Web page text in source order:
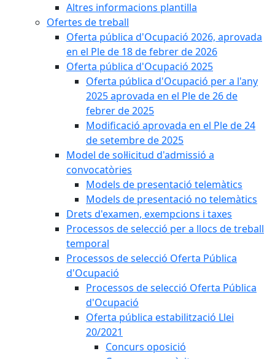
Altres informacions plantilla
Ofertes de treball
Oferta pública d'Ocupació 2026, aprovada
en el Ple de 18 de febrer de 2026
Oferta pública d'Ocupació 2025
Oferta pública d'Ocupació per a l'any
2025 aprovada en el Ple de 26 de
febrer de 2025
Modificació aprovada en el Ple de 24
de setembre de 2025
Model de sol·licitud d'admissió a
convocatòries
Models de presentació telemàtics
Models de presentació no telemàtics
Drets d'examen, exempcions i taxes
Processos de selecció per a llocs de treball
temporal
Processos de selecció Oferta Pública
d'Ocupació
Processos de selecció Oferta Pública
d'Ocupació
Oferta pública estabilització Llei
20/2021
Concurs oposició